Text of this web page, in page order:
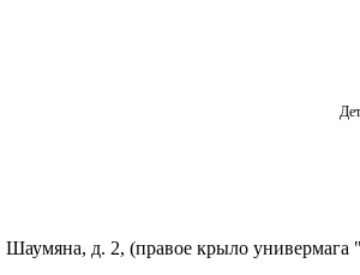
Шаумяна, д. 2, (правое крыло